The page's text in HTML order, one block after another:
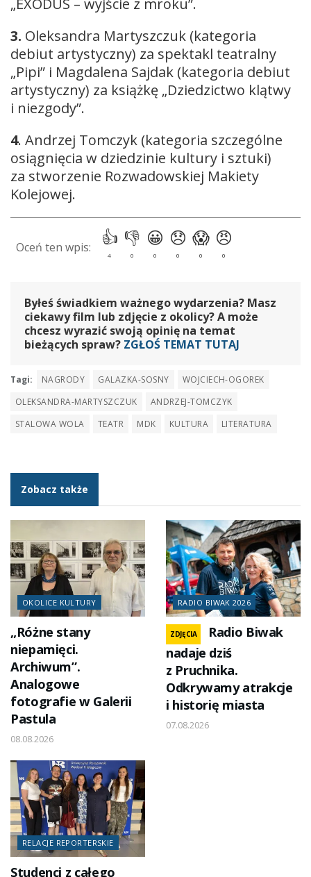
„EXODUS – wyjście z mroku”.
3. Oleksandra Martyszczuk (kategoria
debiut artystyczny) za spektakl teatralny
„Pipi” i Magdalena Sajdak (kategoria debiut
artystyczny) za książkę „Dziedzictwo klątwy
i niezgody”.
4. Andrzej Tomczyk (kategoria szczególne
osiągnięcia w dziedzinie kultury i sztuki)
za stworzenie Rozwadowskiej Makiety
Kolejowej.
Byłeś świadkiem ważnego wydarzenia? Masz
ciekawy film lub zdjęcie z okolicy? A może
chcesz wyrazić swoją opinię na temat
bieżących spraw? ZGŁOŚ TEMAT TUTAJ
Tagi: NAGRODY GALAZKA-SOSNY
WOJCIECH-OGOREK
OLEKSANDRA-MARTYSZCZUK
ANDRZEJ-TOMCZYK
STALOWA WOLA
TEATR MDK KULTURA LITERATURA
Zobacz także
OKOLICE KULTURY
„Różne stany
niepamięci.
Archiwum”.
Analogowe
fotografie w Galerii
Pastula
08.08.2026
RADIO BIWAK 2026
ZDJĘCIA
Radio Biwak
nadaje dziś
z Pruchnika.
Odkrywamy atrakcje
i historię miasta
07.08.2026
RELACJE REPORTERSKIE
Studenci z całego